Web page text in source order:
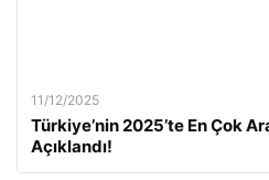
11/12/2025
Türkiye’nin 2025’te En Çok
Açıklandı!